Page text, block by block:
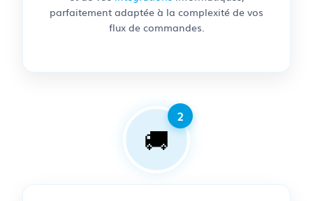
parfaitement adaptée à la complexité de vos
flux de commandes.
🚚